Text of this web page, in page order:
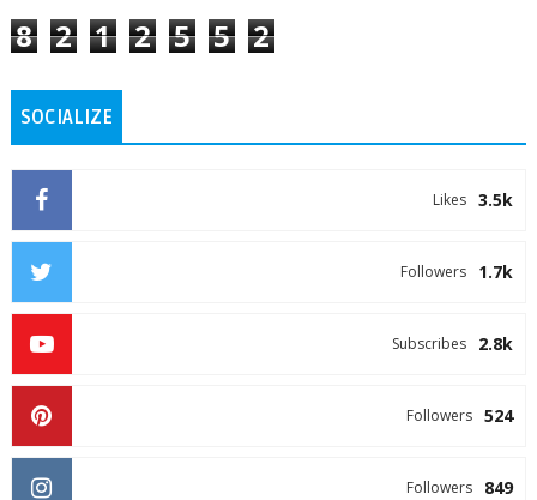
8 2 1 2 5 5 2
SOCIALIZE
3.5k
Likes
1.7k
Followers
2.8k
Subscribes
524
Followers
849
Followers